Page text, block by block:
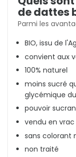
de dattes
Parmi les
BIO, issu de
convient aux
100% naturel
moins sucré
glycémique
pouvoir
vendu en vrac
sans colorant
non traité